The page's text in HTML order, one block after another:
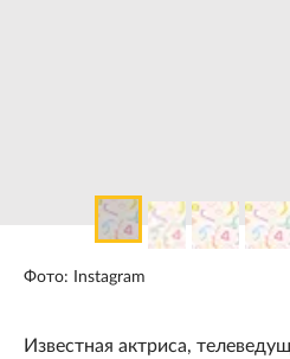
Фото: Instagram
Известная актриса,